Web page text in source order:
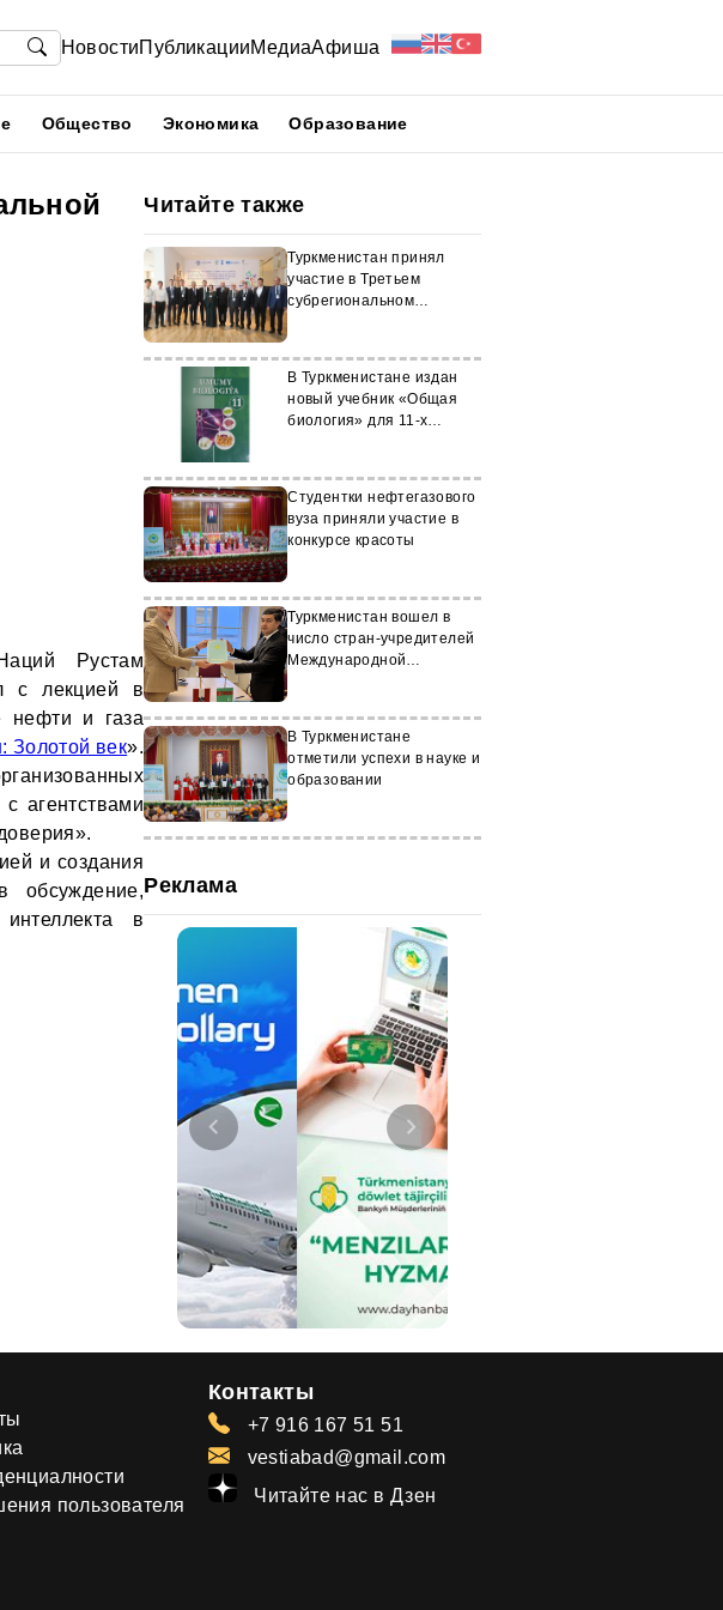
НовостиПубликацииМедиаАфиша
Общество Экономика Образование
Рустам
с лекцией в
нефти и газа
Золотой век».
агентствами
и создания
обсуждение,
в
Читайте также
Туркменистан принял
участие в Третьем
субрегиональном
В Туркменистане издан
новый учебник «Общая
биология» для 11-х
Студентки нефтегазового
вуза приняли участие в
конкурсе красоты
Туркменистан вошел в
число стран-учредителей
Международной
В Туркменистане
отметили успехи в науке и
образовании
Реклама
пользователя
Контакты
+7 916 167 51 51
vestiabad@gmail.com
Читайте нас в Дзен